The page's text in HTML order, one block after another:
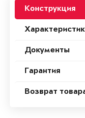
Конструкция
Документы
Гарантия
Возврат